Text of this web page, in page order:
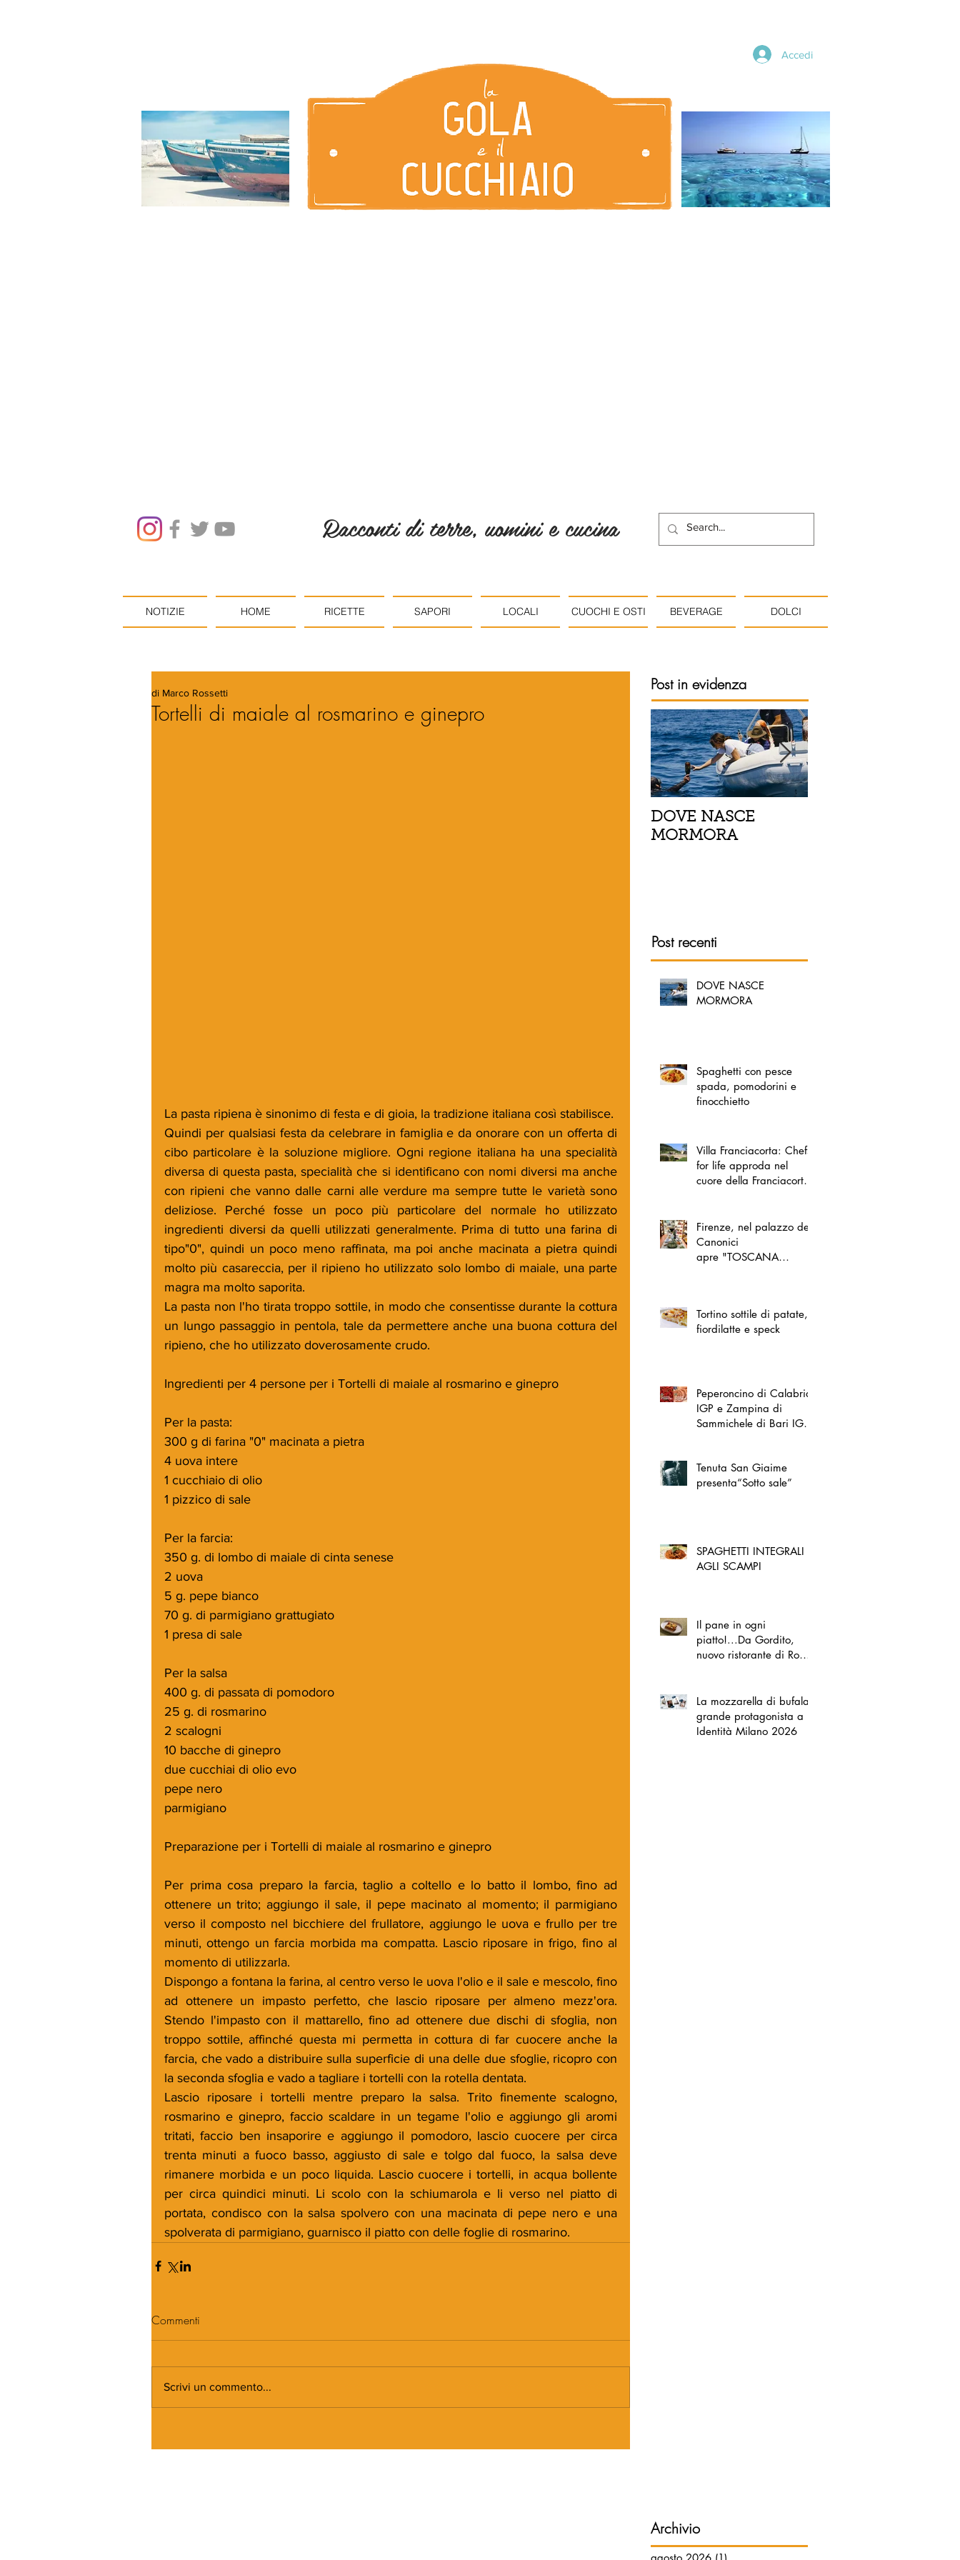
Accedi
Racconti di terre, uomini e cucina
NOTIZIE HOME RICETTE SAPORI LOCALI CUOCHI E OSTI BEVERAGE DOLCI
Tortelli di maiale al rosmarino e ginepro
di Marco Rossetti
La pasta ripiena è sinonimo di festa e di gioia, la tradizione italiana così stabilisce.
Quindi per qualsiasi festa da celebrare in famiglia e da onorare con un offerta di
cibo particolare è la soluzione migliore. Ogni regione italiana ha una specialità
diversa di questa pasta, specialità che si identificano con nomi diversi ma anche
con ripieni che vanno dalle carni alle verdure ma sempre tutte le varietà sono
deliziose. Perché fosse un poco più particolare del normale ho utilizzato
ingredienti diversi da quelli utilizzati generalmente. Prima di tutto una farina di
tipo"0", quindi un poco meno raffinata, ma poi anche macinata a pietra quindi
molto più casareccia, per il ripieno ho utilizzato solo lombo di maiale, una parte
magra ma molto saporita.
La pasta non l'ho tirata troppo sottile, in modo che consentisse durante la cottura
un lungo passaggio in pentola, tale da permettere anche una buona cottura del
ripieno, che ho utilizzato doverosamente crudo.
Ingredienti per 4 persone per i Tortelli di maiale al rosmarino e ginepro
Per la pasta:
300 g di farina "0" macinata a pietra
4 uova intere
1 cucchiaio di olio
1 pizzico di sale
Per la farcia:
350 g. di lombo di maiale di cinta senese
2 uova
5 g. pepe bianco
70 g. di parmigiano grattugiato
1 presa di sale
Per la salsa
400 g. di passata di pomodoro
25 g. di rosmarino
2 scalogni
10 bacche di ginepro
due cucchiai di olio evo
pepe nero
parmigiano
Preparazione per i Tortelli di maiale al rosmarino e ginepro
Per prima cosa preparo la farcia, taglio a coltello e lo batto il lombo, fino ad
ottenere un trito; aggiungo il sale, il pepe macinato al momento; il parmigiano
verso il composto nel bicchiere del frullatore, aggiungo le uova e frullo per tre
minuti, ottengo un farcia morbida ma compatta. Lascio riposare in frigo, fino al
momento di utilizzarla.
Dispongo a fontana la farina, al centro verso le uova l'olio e il sale e mescolo, fino
ad ottenere un impasto perfetto, che lascio riposare per almeno mezz'ora.
Stendo l'impasto con il mattarello, fino ad ottenere due dischi di sfoglia, non
troppo sottile, affinché questa mi permetta in cottura di far cuocere anche la
farcia, che vado a distribuire sulla superficie di una delle due sfoglie, ricopro con
la seconda sfoglia e vado a tagliare i tortelli con la rotella dentata.
Lascio riposare i tortelli mentre preparo la salsa. Trito finemente scalogno,
rosmarino e ginepro, faccio scaldare in un tegame l'olio e aggiungo gli aromi
tritati, faccio ben insaporire e aggiungo il pomodoro, lascio cuocere per circa
trenta minuti a fuoco basso, aggiusto di sale e tolgo dal fuoco, la salsa deve
rimanere morbida e un poco liquida. Lascio cuocere i tortelli, in acqua bollente
per circa quindici minuti. Li scolo con la schiumarola e li verso nel piatto di
portata, condisco con la salsa spolvero con una macinata di pepe nero e una
spolverata di parmigiano, guarnisco il piatto con delle foglie di rosmarino.
Commenti
Scrivi un commento...
Post in evidenza
DOVE NASCE
MORMORA
Post recenti
DOVE NASCE
MORMORA
Spaghetti con pesce
spada, pomodorini e
finocchietto
Villa Franciacorta: Chefs
for life approda nel
cuore della Franciacorta,
Firenze, nel palazzo dei
Canonici
apre "TOSCANA
Tortino sottile di patate,
fiordilatte e speck
Peperoncino di Calabria
IGP e Zampina di
Sammichele di Bari IGP
Tenuta San Giaime
presenta“Sotto sale”
SPAGHETTI INTEGRALI
AGLI SCAMPI
Il pane in ogni
piatto!...Da Gordito,
nuovo ristorante di Roma
La mozzarella di bufala
grande protagonista a
Identità Milano 2026
Archivio
agosto 2026 (1)